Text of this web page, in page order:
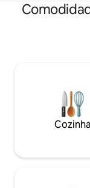
Cozinha